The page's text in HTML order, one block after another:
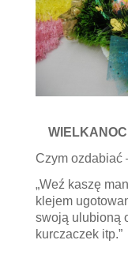
Czym ozdabiać
„Weź kaszę
klejem
swoją ulubioną
kurczaczek itp.”